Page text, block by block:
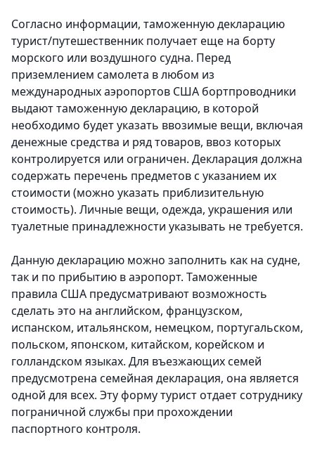
Согласно информации, таможенную декларацию
турист/путешественник получает еще на борту
морского или воздушного судна. Перед
приземлением самолета в любом из
международных аэропортов США бортпроводники
выдают таможенную декларацию, в которой
необходимо будет указать ввозимые вещи, включая
денежные средства и ряд товаров, ввоз которых
контролируется или ограничен. Декларация должна
содержать перечень предметов с указанием их
стоимости (можно указать приблизительную
стоимость). Личные вещи, одежда, украшения или
туалетные принадлежности указывать не требуется.
Данную декларацию можно заполнить как на судне,
так и по прибытию в аэропорт. Таможенные
правила США предусматривают возможность
сделать это на английском, французском,
испанском, итальянском, немецком, португальском,
польском, японском, китайском, корейском и
голландском языках. Для въезжающих семей
предусмотрена семейная декларация, она является
одной для всех. Эту форму турист отдает сотруднику
пограничной службы при прохождении
паспортного контроля.